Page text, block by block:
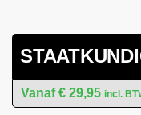
€ 29,95 incl.